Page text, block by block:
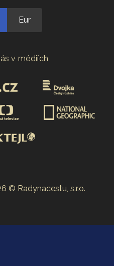
Eur
v médiích
© Radynacestu, s.r.o.